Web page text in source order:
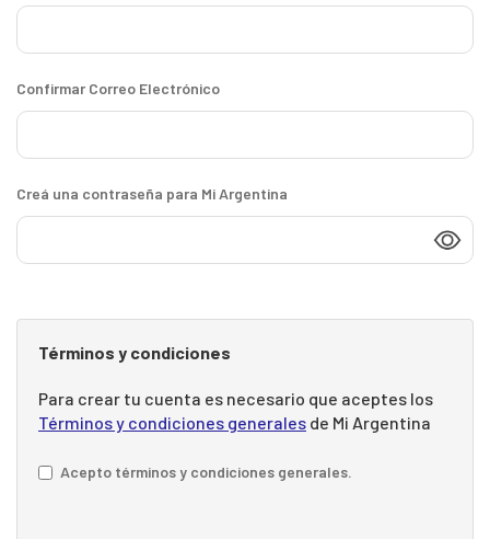
Confirmar Correo Electrónico
Creá una contraseña para Mi Argentina
Términos y condiciones
Para crear tu cuenta es necesario que aceptes los
Términos y condiciones generales de Mi Argentina
Acepto términos y condiciones generales.